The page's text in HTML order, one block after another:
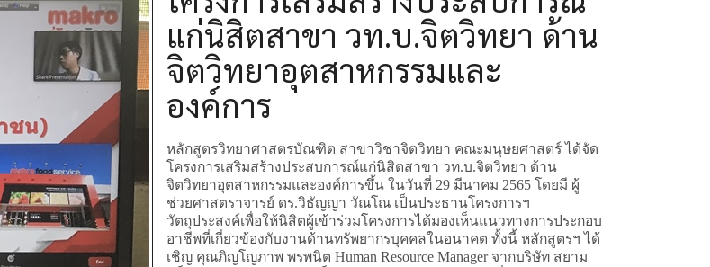
แก่นิสิตสาขา วท.บ.จิตวิทยา ด้าน
จิตวิทยาอุตสาหกรรมและ
องค์การ
หลักสูตรวิทยาศาสตรบัณฑิต สาขาวิชาจิตวิทยา คณะมนุษยศาสตร์ ได้จัด
โครงการเสริมสร้างประสบการณ์แก่นิสิตสาขา วท.บ.จิตวิทยา ด้าน
จิตวิทยาอุตสาหกรรมและองค์การขึ้น ในวันที่ 29 มีนาคม 2565 โดยมี ผู้
ช่วยศาสตราจารย์ ดร.วิธัญญา วัณโณ เป็นประธานโครงการฯ
วัตถุประสงค์เพื่อให้นิสิตผู้เข้าร่วมโครงการได้มองเห็นแนวทางการประกอบ
อาชีพที่เกี่ยวข้องกับงานด้านทรัพยากรบุคคลในอนาคต ทั้งนี้ หลักสูตรฯ ได้
เชิญ คุณภิญโญภาพ พรพนิต Human Resource Manager จากบริษัท สยาม